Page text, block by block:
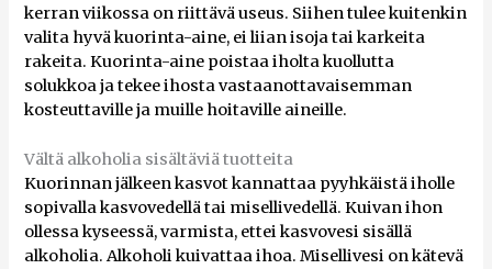
kerran viikossa on riittävä useus. Siihen tulee kuitenkin
valita hyvä kuorinta-aine, ei liian isoja tai karkeita
rakeita. Kuorinta-aine poistaa iholta kuollutta
solukkoa ja tekee ihosta vastaanottavaisemman
kosteuttaville ja muille hoitaville aineille.
Vältä alkoholia sisältäviä tuotteita
Kuorinnan jälkeen kasvot kannattaa pyyhkäistä iholle
sopivalla kasvovedellä tai misellivedellä. Kuivan ihon
ollessa kyseessä, varmista, ettei kasvovesi sisällä
alkoholia. Alkoholi kuivattaa ihoa. Misellivesi on kätevä